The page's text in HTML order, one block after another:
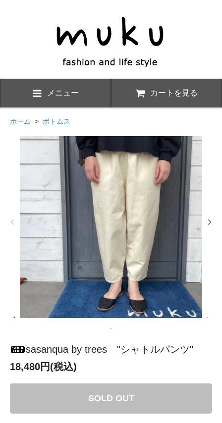
メニュー カートを見る
ホーム > ボトムス
sasanqua by trees "シャトルパンツ"
18,480円(税込)
SOLD OUT